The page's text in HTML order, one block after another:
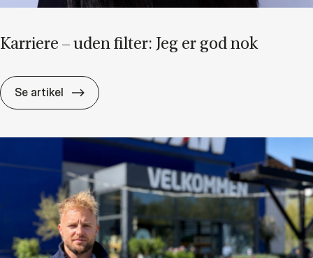
Kar­ri­e­re – uden fil­ter: Jeg er god nok
Se artikel Kar­ri­e­re – uden fil­ter: Jeg er god nok